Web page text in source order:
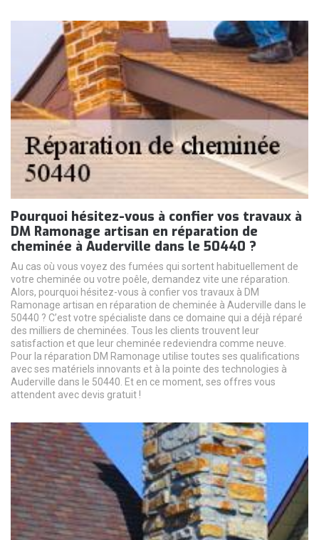
Pourquoi hésitez-vous à confier vos travaux à
DM Ramonage artisan en réparation de
cheminée à Auderville dans le 50440 ?
Au cas où vous voyez des fumées qui sortent habituellement de
votre cheminée ou votre poêle, demandez vite une réparation.
Alors, pourquoi hésitez-vous à confier vos travaux à DM
Ramonage artisan en réparation de cheminée à Auderville dans le
50440 ? C’est votre spécialiste dans ce domaine qui a déjà réparé
des milliers de cheminées. Tous les clients trouvent leur
satisfaction et que leur cheminée redeviendra comme neuve.
Pour la réparation DM Ramonage utilise toutes ses qualifications
avec ses matériels innovants et à la pointe des technologies à
Auderville dans le 50440. Et en ce moment, ses offres vous
attendent avec devis gratuit !